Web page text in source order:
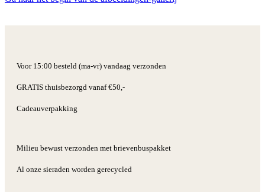
Voor 15:00 besteld (ma-vr) vandaag verzonden
GRATIS thuisbezorgd vanaf €50,-
Cadeauverpakking
Milieu bewust verzonden met brievenbuspakket
Al onze sieraden worden gerecycled